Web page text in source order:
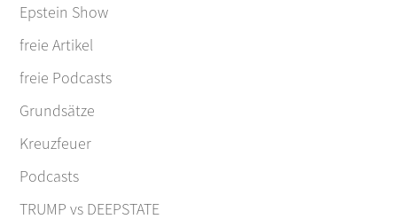
Epstein Show
freie Artikel
freie Podcasts
Grundsätze
Kreuzfeuer
Podcasts
TRUMP vs DEEPSTATE